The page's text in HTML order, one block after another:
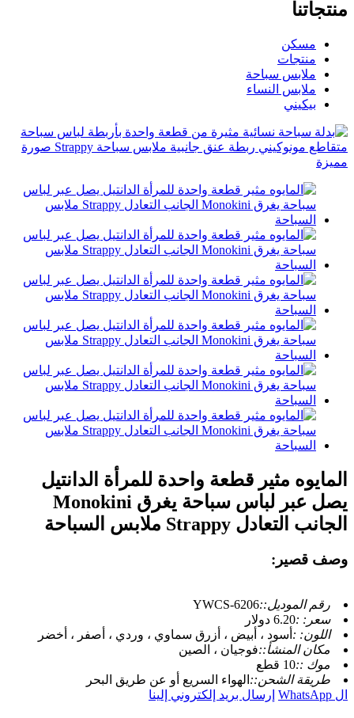
منتجاتنا
مسكن
منتجات
ملابس سباحة
ملابس النساء
بيكيني
المايوه مثير قطعة واحدة للمرأة الدانتيل
يصل عبر لباس سباحة يغرق Monokini
الجانب التعادل Strappy ملابس السباحة
وصف قصير:
رقم الموديل::YWCS-6206
سعر: :6.20 دولار
اللون: : أسود ، أبيض ، أزرق سماوي ، وردي ، أصفر ، أخضر
مكان المنشأ::فوجيان ، الصين
موك ::10 قطع
طريقة الشحن:: الهواء السريع أو عن طريق البحر
ال WhatsApp
إرسال بريد إلكتروني إلينا